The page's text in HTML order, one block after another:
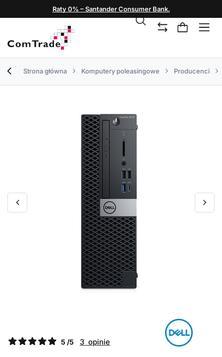
Raty 0% – Santander Consumer Bank.
Strona główna Komputery poleasingowe Producenci
5 /5 3 opinie